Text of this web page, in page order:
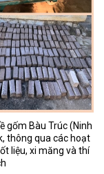
gốm Bàu Trúc (Ninh
thông qua các hoạt
liệu, xi măng và thí